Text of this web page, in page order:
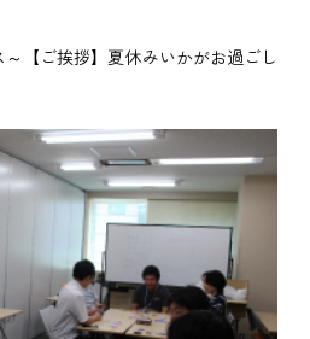
【ご挨拶】夏休みいかがお過ごし